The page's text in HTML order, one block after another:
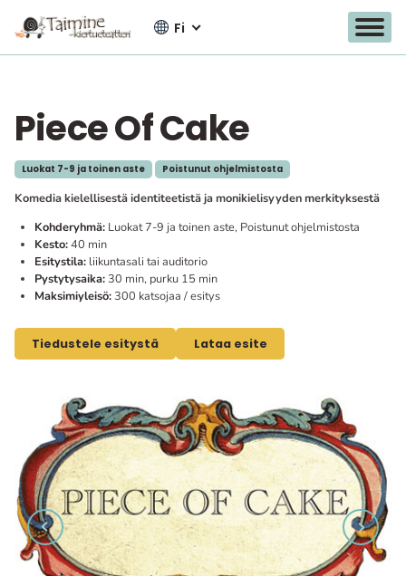
Siirry
sisältöön
Fi
Piece Of Cake
Luokat 7-9 ja toinen aste Poistunut ohjelmistosta
Komedia kielellisestä identiteetistä ja monikielisyyden merkityksestä
Kohderyhmä: Luokat 7-9 ja toinen aste, Poistunut ohjelmistosta
Kesto:40 min
Esitystila: liikuntasali tai auditorio
Pystytysaika:30 min, purku 15 min
Maksimiyleisö:300 katsojaa / esitys
Tiedustele esitystä Lataa esite